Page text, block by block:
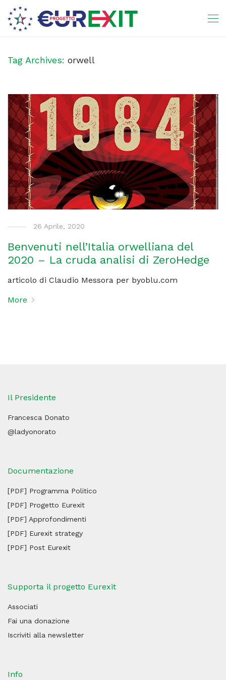
Tag Archives: orwell
26 Aprile, 2020
Benvenuti nell’Italia orwelliana del
2020 – La cruda analisi di ZeroHedge
articolo di Claudio Messora per byoblu.com
More
Il Presidente
Francesca Donato
@ladyonorato
Documentazione
[PDF] Programma Politico
[PDF] Progetto Eurexit
[PDF] Approfondimenti
[PDF] Eurexit strategy
[PDF] Post Eurexit
Supporta il progetto Eurexit
Associati
Fai una donazione
Iscriviti alla newsletter
Info